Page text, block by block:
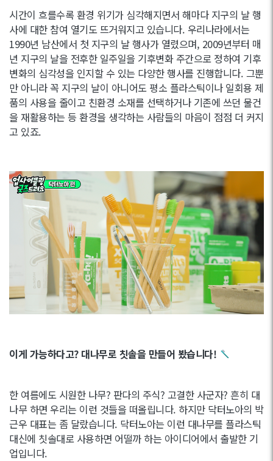
시간이 흐를수록 환경 위기가 심각해지면서 해마다 지구의 날 행
사에 대한 참여 열기도 뜨거워지고 있습니다. 우리나라에서는
1990년 남산에서 첫 지구의 날 행사가 열렸으며, 2009년부터 매
년 지구의 날을 전후한 일주일을 기후변화 주간으로 정하여 기후
변화의 심각성을 인지할 수 있는 다양한 행사를 진행합니다. 그뿐
만 아니라 꼭 지구의 날이 아니어도 평소 플라스틱이나 일회용 제
품의 사용을 줄이고 친환경 소재를 선택하거나 기존에 쓰던 물건
을 재활용하는 등 환경을 생각하는 사람들의 마음이 점점 더 커지
고 있죠.
이게 가능하다고? 대나무로 칫솔을 만들어 봤습니다!
한 여름에도 시원한 나무? 판다의 주식? 고결한 사군자? 흔히 대
나무 하면 우리는 이런 것들을 떠올립니다. 하지만 닥터노아의 박
근우 대표는 좀 달랐습니다. 닥터노아는 이런 대나무를 플라스틱
대신에 칫솔대로 사용하면 어떨까 하는 아이디어에서 출발한 기
업입니다.